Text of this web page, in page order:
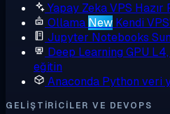
Yapay Zeka VPS Hazır
Ollama New Kendi
Jupyter Notebooks
Deep Learning GPU
eğitin
Anaconda Python veri
GELIŞTIRICILER VE DEVOPS